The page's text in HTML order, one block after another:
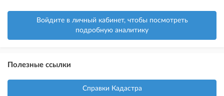
Войдите в личный кабинет, чтобы посмотреть
подробную аналитику
Полезные ссылки
Справки Кадастра